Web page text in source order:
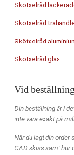
Skötselråd
Skötselråd
Skötselråd
Skötselråd glas
Vid
Din beställning är i
inte vara exaktpå
När du lagt din order
CAD skiss samt hur